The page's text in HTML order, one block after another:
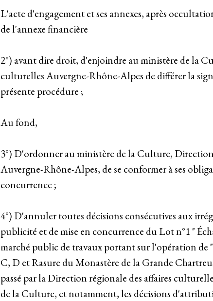
L'acte d'engagement et ses annexes, après
de l'annexe financière
2°) avant dire droit, d'enjoindre au ministère de la
culturelles Auvergne-Rhône-Alpes de différer la
présente procédure ;
Au fond,
3°) D'ordonner au ministère de la Culture,
Auvergne-Rhône-Alpes, de se conformer à ses
concurrence ;
4°) D'annuler toutes décisions consécutives aux
publicité et de mise en concurrence du Lot n°1 "
marché public de travaux portant sur l'opération de
C, D et Rasure du Monastère de la Grande
passé par la Direction régionale des affaires
de la Culture, et notamment, les décisions